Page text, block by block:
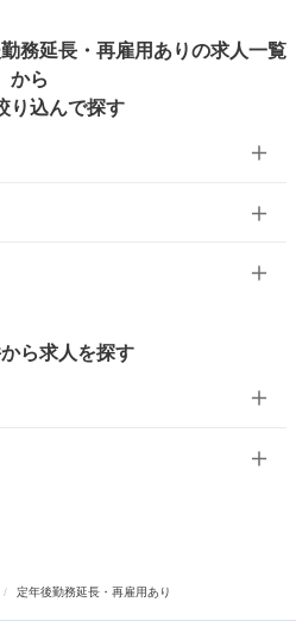
務延長・再雇用ありの求人一覧
から
り込んで探す
ら求人を探す
/ 定年後勤務延長・再雇用あり